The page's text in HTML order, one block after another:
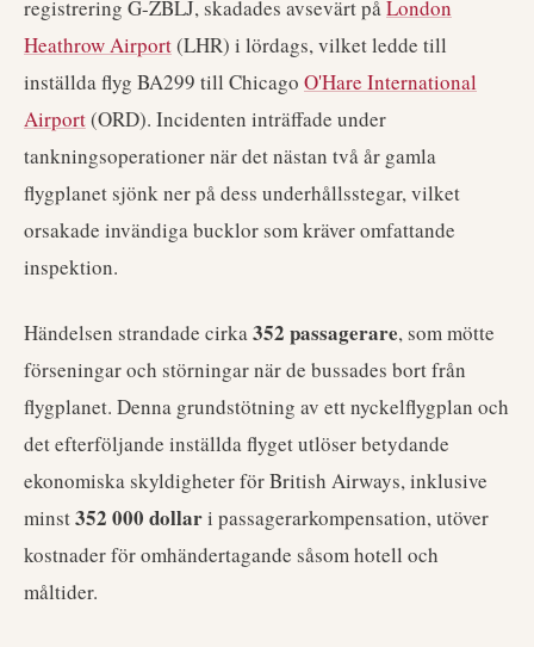
registrering G-ZBLJ, skadades avsevärt påLondon
Heathrow Airport(LHR) i lördags, vilket ledde till
inställda flyg BA299 till Chicago O'Hare International
Airport(ORD). Incidenten inträffade under
tankningsoperationer när det nästan två år gamla
flygplanet sjönk ner på dess underhållsstegar, vilket
orsakade invändiga bucklor som kräver omfattande
inspektion.
Händelsen strandade cirka352 passagerare, som mötte
förseningar och störningar när de bussades bort från
flygplanet. Denna grundstötning av ett nyckelflygplan och
det efterföljande inställda flyget utlöser betydande
ekonomiska skyldigheter för British Airways, inklusive
minst352 000 dollari passagerarkompensation, utöver
kostnader för omhändertagande såsom hotell och
måltider.